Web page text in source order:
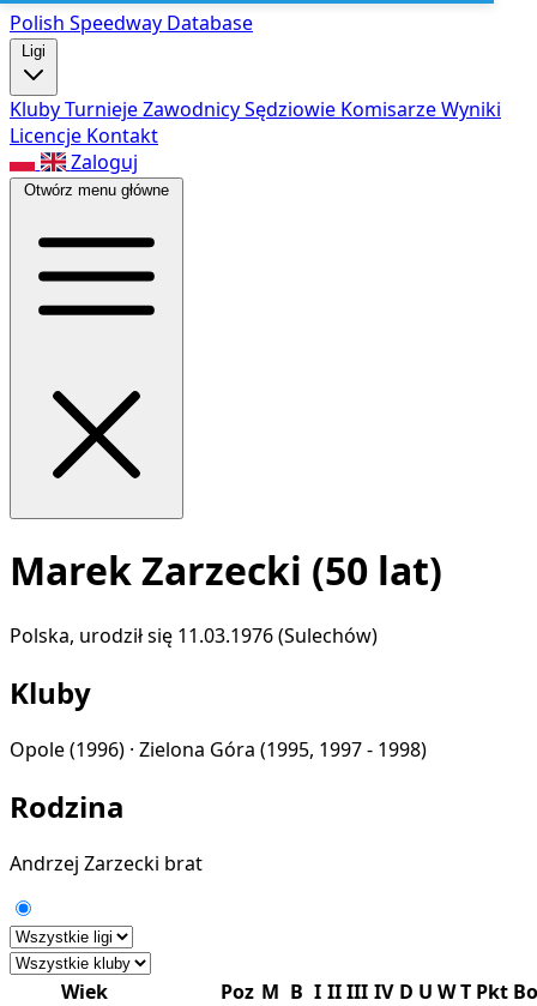
Polish Speedway Database
Ligi
KlubyTurniejeZawodnicySędziowie KomisarzeWyniki
Licencje Kontakt
Zaloguj
Otwórz menu główne
Marek Zarzecki (50 lat)
Polska, urodził się 11.03.1976 (Sulechów)
Kluby
Opole(1996) · Zielona Góra (1995, 1997 - 1998)
Rodzina
Andrzej Zarzecki brat
Wiek Poz M B I IIIII IV D U WT Pkt